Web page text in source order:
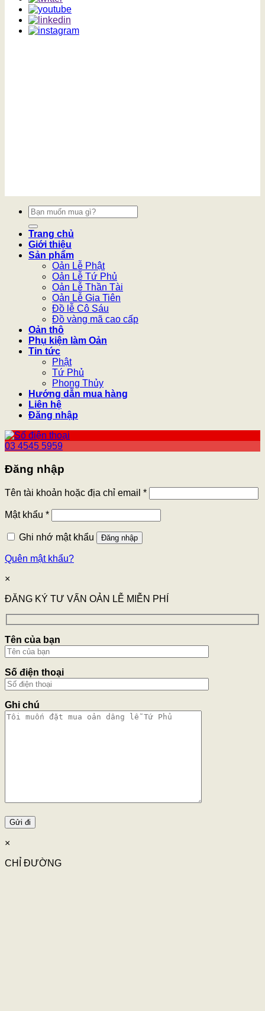
Tìm
kiếm:
Trang chủ
Giới thiệu
Sản phẩm
Oản Lễ Phật
Oản Lễ Tứ Phủ
Oản Lễ Thần Tài
Oản Lễ Gia Tiên
Đồ lễ Cô Sáu
Đồ vàng mã cao cấp
Oản thô
Phụ kiện làm Oản
Tin tức
Phật
Tứ Phủ
Phong Thủy
Hướng dẫn mua hàng
Liên hệ
Đăng nhập
03 4545 5959
Đăng nhập
Tên tài khoản hoặc địa chỉ email *
Mật khẩu *
Ghi nhớ mật khẩu Đăng nhập
Quên mật khẩu?
×
ĐĂNG KÝ TƯ VẤN OẢN LỄ MIỄN PHÍ
Tên của bạn
Số điện thoại
Ghi chú
×
CHỈ ĐƯỜNG